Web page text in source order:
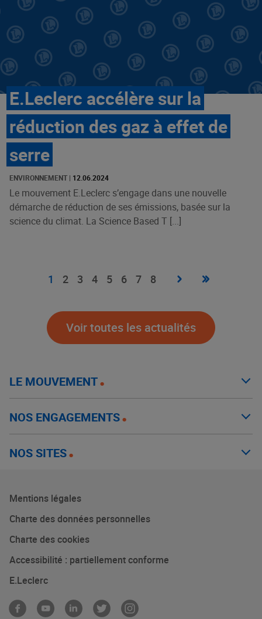
E.Leclerc accélère sur la
réduction des gaz à effet de
serre
ENVIRONNEMENT | 12.06.2024
Le mouvement E.Leclerc s’engage dans une nouvelle
démarche de réduction de ses émissions, basée sur la
science du climat. La Science Based T [...]
Page
1 Page
2 Page
3 Page
4 Page
5 Page
6 Page
7 Page
8
Page
Dernière
»
Voir toutes les actualités
LE MOUVEMENT
NOS ENGAGEMENTS
NOS SITES
Mentions légales
Charte des données personnelles
Charte des cookies
Accessibilité : partiellement conforme
E.Leclerc